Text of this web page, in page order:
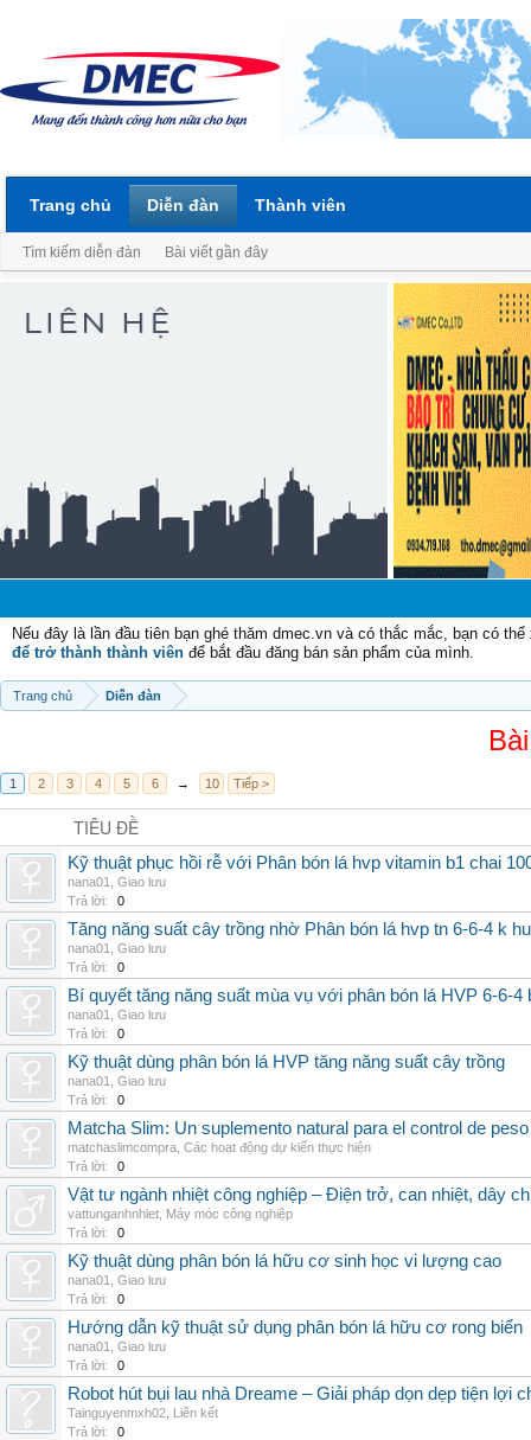
Nếu đây là lần đầu tiên bạn ghé thăm dmec.vn và có thắc mắc, bạn có
để trở thành thành viên để bắt đầu đăng bán sản phẩm của mình.
Trang chủ Diễn đàn
1 2 3 4 5 6 → 10 Tiếp >
TIÊU ĐỀ
Kỹ thuật phục hồi rễ với Phân bón lá hvp vitamin b1 chai
nana01
Giao lưu
Trả lời:
0
Tăng năng suất cây trồng nhờ Phân bón lá hvp tn 6-6-4 k
nana01
Giao lưu
Trả lời:
0
Bí quyết tăng năng suất mùa vụ với phân bón lá HVP 6-6-4
nana01
Giao lưu
Trả lời:
0
Kỹ thuật dùng phân bón lá HVP tăng năng suất cây trồng
nana01
Giao lưu
Trả lời:
0
Matcha Slim: Un suplemento natural para el control de peso
matchaslimcompra Các hoạt động dự kiến thực hiện
Trả lời:
0
Vật tư ngành nhiệt công nghiệp – Điện trở, can nhiệt, dây
vattunganhnhiet Máy móc công nghiệp
Trả lời:
0
Kỹ thuật dùng phân bón lá hữu cơ sinh học vi lượng cao
nana01
Giao lưu
Trả lời:
0
Hướng dẫn kỹ thuật sử dụng phân bón lá hữu cơ rong biển
nana01
Giao lưu
Trả lời:
0
Robot hút bụi lau nhà Dreame – Giải pháp dọn dẹp tiện lợi
Tainguyenmxh02 Liên kết
Trả lời:
0
Trang chủ Diễn đàn
Tìm kiếm diễn đàn Bài viết gần đây
Thành viên